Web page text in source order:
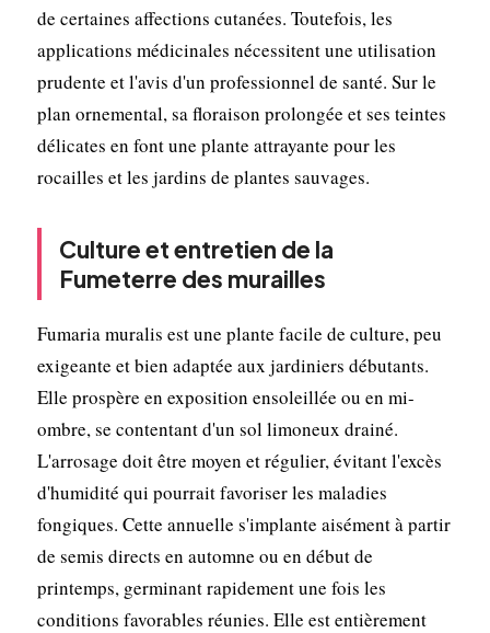
de certaines affections cutanées. Toutefois, les
applications médicinales nécessitent une utilisation
prudente et l'avis d'un professionnel de santé. Sur le
plan ornemental, sa floraison prolongée et ses teintes
délicates en font une plante attrayante pour les
rocailles et les jardins de plantes sauvages.
Culture et entretien de la
Fumeterre des murailles
Fumaria muralis est une plante facile de culture, peu
exigeante et bien adaptée aux jardiniers débutants.
Elle prospère en exposition ensoleillée ou en mi-
ombre, se contentant d'un sol limoneux drainé.
L'arrosage doit être moyen et régulier, évitant l'excès
d'humidité qui pourrait favoriser les maladies
fongiques. Cette annuelle s'implante aisément à partir
de semis directs en automne ou en début de
printemps, germinant rapidement une fois les
conditions favorables réunies. Elle est entièrement